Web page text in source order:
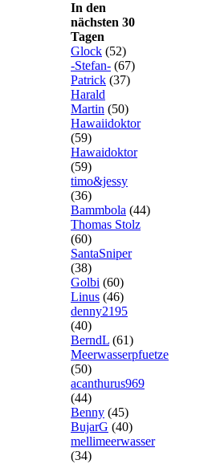
In den
nächsten 30
Tagen
Glock (52)
-Stefan- (67)
Patrick (37)
Harald
Martin (50)
Hawaiidoktor
(59)
Hawaidoktor
(59)
timo&jessy
(36)
Bammbola (44)
Thomas Stolz
(60)
SantaSniper
(38)
Golbi (60)
Linus (46)
denny2195
(40)
BerndL (61)
Meerwasserpfuetze
(50)
acanthurus969
(44)
Benny (45)
BujarG (40)
mellimeerwasser
(34)